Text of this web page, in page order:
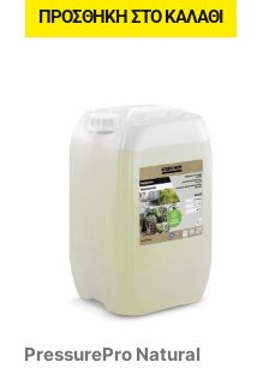
ΠΡΟΣΘΉΚΗ ΣΤΟ ΚΑΛΆΘΙ
PressurePro Natural